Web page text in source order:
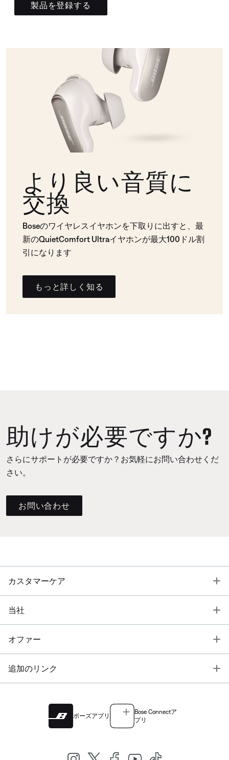
製品を登録する
より良い音質に
交換
Boseのワイヤレスイヤホンを下取りに出すと、最
新のQuietComfort Ultraイヤホンが最大100ドル割
引になります
もっと詳しく知る
助けが必要ですか?
さらにサポートが必要ですか？お気軽にお問い合わせくだ
さい。
お問い合わせ
カスタマーケア
当社
オファー
追加のリンク
ボーズアプリ
Bose Connectア
プリ